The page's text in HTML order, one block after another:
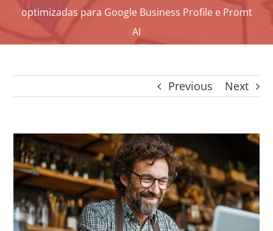
NEWS
SOBRE
CAIXA
A MINHA CONTA
FOR:
Português
optimizadas para Google Business Profile e Promt
AI
Previous Next
View
Larger
Image